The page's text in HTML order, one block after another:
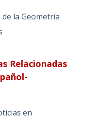
la Geometría
Relacionadas
en